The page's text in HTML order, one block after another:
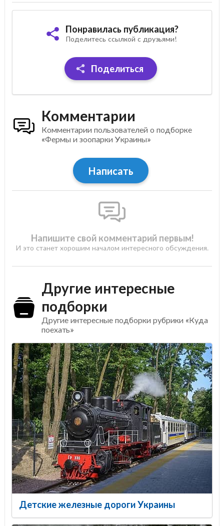
Понравилась публикация?
Поделитесь ссылкой с друзьями!
Поделиться
Комментарии
Комментарии пользователей о подборке
«Фермы и зоопарки Украины»
Написать
Напишите свой комментарий первым!
И это станет хорошим началом интересного обсуждения.
Другие интересные
подборки
Другие интересные подборки рубрики «Куда
поехать»
Детские железные дороги Украины